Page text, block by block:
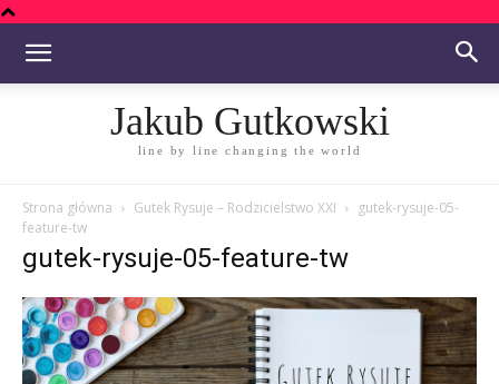
Jakub Gutkowski
line by line changing the world
Strona główna Gutek Rysuje – Rodzicielstwo XXI
gutek-rysuje-05-
feature-tw
gutek-rysuje-05-feature-tw